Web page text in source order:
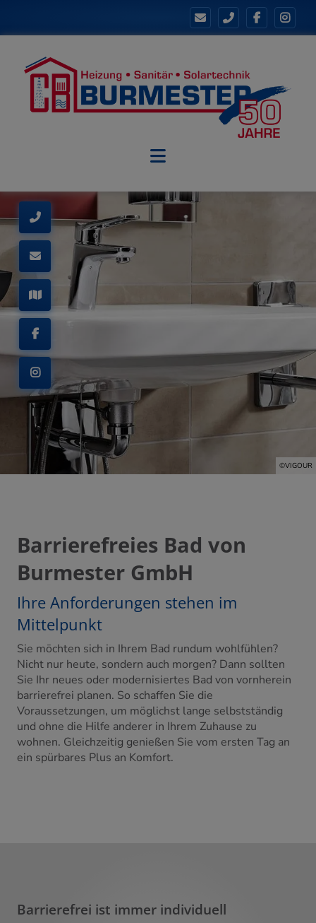
©VIGOUR
Barrierefreies Bad von
Burmester GmbH
Ihre Anforderungen stehen im
Mittelpunkt
Sie möchten sich in Ihrem Bad rundum wohlfühlen?
Nicht nur heute, sondern auch morgen? Dann sollten
Sie Ihr neues oder modernisiertes Bad von vornherein
barrierefrei planen. So schaffen Sie die
Voraussetzungen, um möglichst lange selbstständig
und ohne die Hilfe anderer in Ihrem Zuhause zu
wohnen. Gleichzeitig genießen Sie vom ersten Tag an
ein spürbares Plus an Komfort.
Barrierefrei ist immer individuell
schließen